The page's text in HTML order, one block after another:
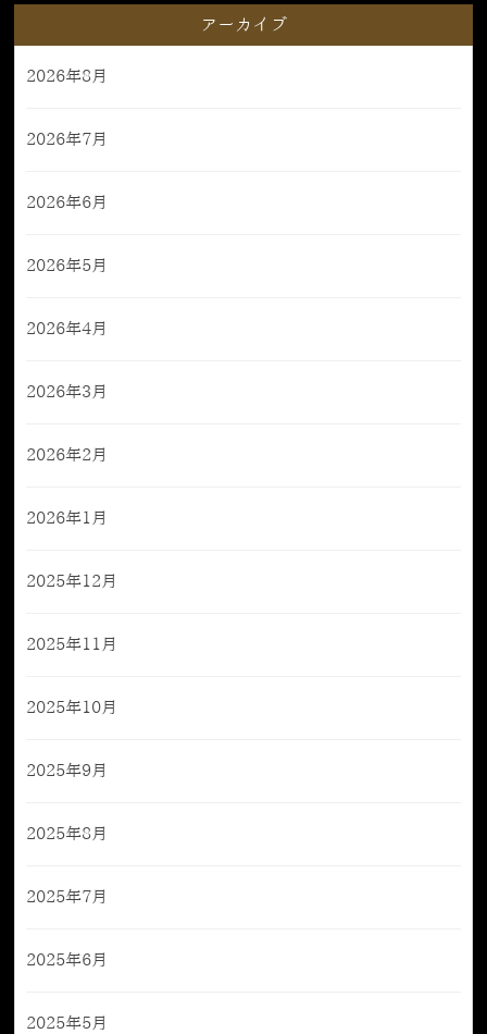
アーカイブ
2026年8月
2026年7月
2026年6月
2026年5月
2026年4月
2026年3月
2026年2月
2026年1月
2025年12月
2025年11月
2025年10月
2025年9月
2025年8月
2025年7月
2025年6月
2025年5月